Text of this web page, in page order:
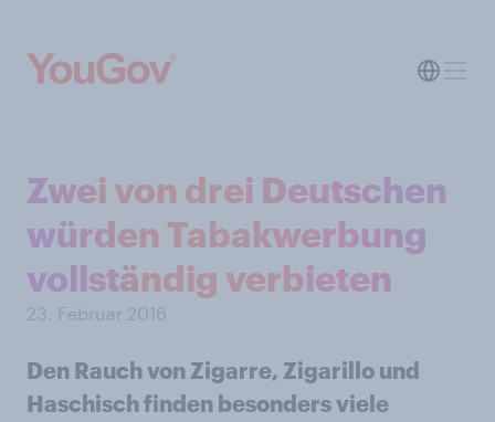
Zwei von drei Deutschen
würden Tabakwerbung
vollständig verbieten
23. Februar 2016
Den Rauch von Zigarre, Zigarillo und
Haschisch finden besonders viele